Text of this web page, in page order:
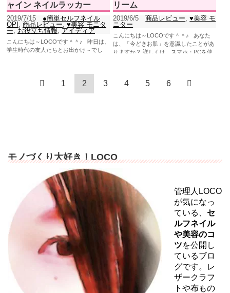
ャイン ネイルラッカー
2019/7/15
●簡単セルフネイル
OPI , 商品レビュー, ♥美容 モニタ
ー, お役立ち情報, アイディア
こんにちは～LOCOです＾＾♪ 昨日は、
学生時代の友人たちとお出かけ～でし
リーム
2019/6/5 商品レビュー,♥美容 モ
ニター
こんにちは～LOCOです＾＾♪ あなた
は、「今どきお肌」を意識したことがあ
りますか？ 詳しくは、スマホ・PCを使
1 2 3 4 5 6
モノづくり大好き！LOCO
管理人LOCO
が気になっ
ている、 セ
ルフネイル
や美容のコ
ツを公開し
ているブロ
グです。レ
ザークラフ
トや布もの